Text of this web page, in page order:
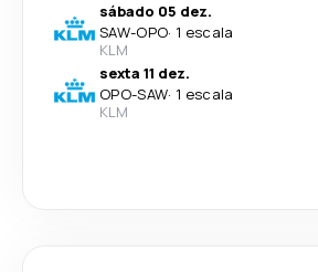
sábado 05 dez.
SAW-OPO· 1 escala
KLM
sexta 11 dez.
OPO-SAW· 1 escala
KLM